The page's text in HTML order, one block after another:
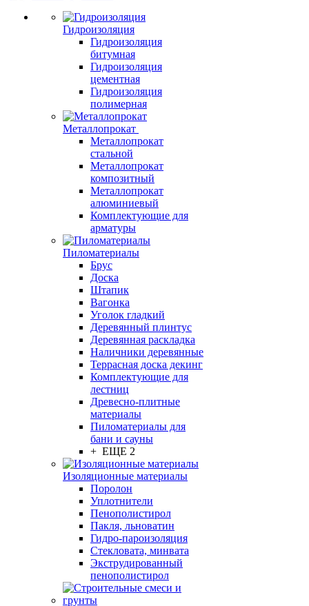
Гидроизоляция
Гидроизоляция
битумная
Гидроизоляция
цементная
Гидроизоляция
полимерная
Металлопрокат
Металлопрокат
стальной
Металлопрокат
композитный
Металлопрокат
алюминиевый
Комплектующие для
арматуры
Пиломатериалы
Брус
Доска
Штапик
Вагонка
Уголок гладкий
Деревянный плинтус
Деревянная раскладка
Наличники деревянные
Террасная доска декинг
Комплектующие для
лестниц
Древесно-плитные
материалы
Пиломатериалы для
бани и сауны
+ ЕЩЕ 2
Изоляционные материалы
Поролон
Уплотнители
Пенополистирол
Пакля, льноватин
Гидро-пароизоляция
Стекловата, минвата
Экструдированный
пенополистирол